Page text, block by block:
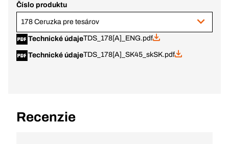
Číslo produktu
178 Ceruzka pre tesárov
Technické údajeTDS_178[A]_ENG.pdf
Technické údajeTDS_178[A]_SK45_skSK.pdf
Recenzie